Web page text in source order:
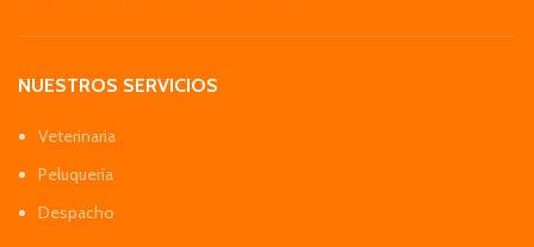
NUESTROS SERVICIOS
Veterinaria
Peluquería
Despacho